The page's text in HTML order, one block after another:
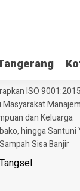
ISO 9001:2015
dan Keluarga
hingga Santuni
Sisa Banjir